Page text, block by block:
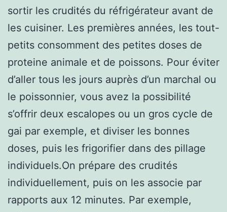
sortir les crudités du réfrigérateur avant de
les cuisiner. Les premières années, les tout-
petits consomment des petites doses de
proteine animale et de poissons. Pour éviter
d’aller tous les jours auprès d’un marchal ou
le poissonnier, vous avez la possibilité
s’offrir deux escalopes ou un gros cycle de
gai par exemple, et diviser les bonnes
doses, puis les frigorifier dans des pillage
individuels.On prépare des crudités
individuellement, puis on les associe par
rapports aux 12 minutes. Par exemple,